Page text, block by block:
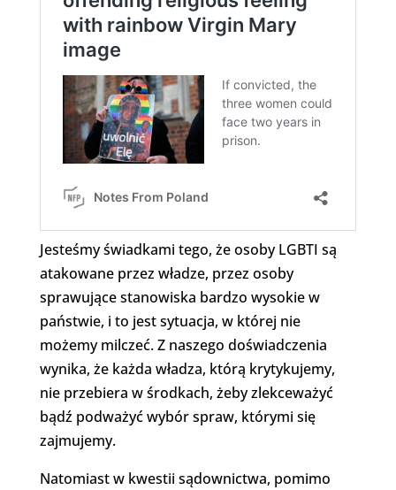
Jesteśmy świadkami tego, że osoby LGBTI są
atakowane przez władze, przez osoby
sprawujące stanowiska bardzo wysokie w
państwie, i to jest sytuacja, w której nie
możemy milczeć. Z naszego doświadczenia
wynika, że każda władza, którą krytykujemy,
nie przebiera w środkach, żeby zlekceważyć
bądź podważyć wybór spraw, którymi się
zajmujemy.
Natomiast w kwestii sądownictwa, pomimo